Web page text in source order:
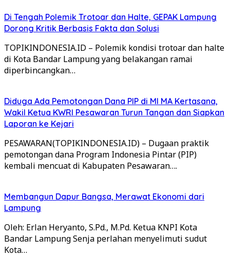
Di Tengah Polemik Trotoar dan Halte, GEPAK Lampung
Dorong Kritik Berbasis Fakta dan Solusi
TOPIKINDONESIA.ID – Polemik kondisi trotoar dan halte
di Kota Bandar Lampung yang belakangan ramai
diperbincangkan…
Diduga Ada Pemotongan Dana PIP di MI MA Kertasana,
Wakil Ketua KWRI Pesawaran Turun Tangan dan Siapkan
Laporan ke Kejari
PESAWARAN(TOPIKINDONESIA.ID) – Dugaan praktik
pemotongan dana Program Indonesia Pintar (PIP)
kembali mencuat di Kabupaten Pesawaran….
Membangun Dapur Bangsa, Merawat Ekonomi dari
Lampung
Oleh: Erlan Heryanto, S.Pd., M.Pd. Ketua KNPI Kota
Bandar Lampung Senja perlahan menyelimuti sudut
Kota…